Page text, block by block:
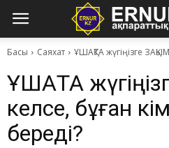
Басы Саяхат ​ҰШАҚТА жүгіңізге
​ҰШАҚТА
келсе, бұған
береді?